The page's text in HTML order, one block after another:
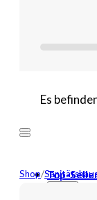
Es
Top-
Shop/